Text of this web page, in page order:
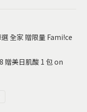
全家 贈限量 Fami!ce
贈美日肌酸 1 包 on